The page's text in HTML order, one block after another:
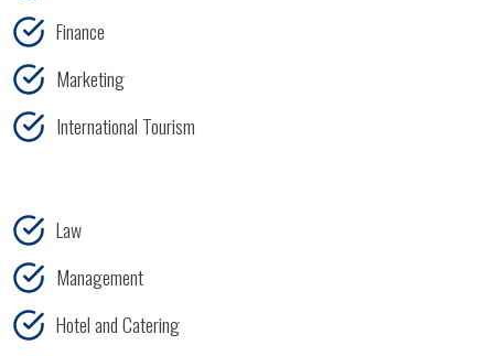
Finance
Marketing
International Tourism
Law
Management
Hotel and Catering